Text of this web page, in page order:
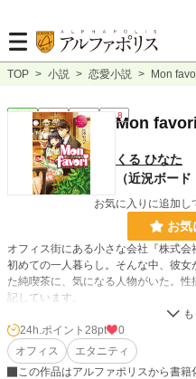
TOP > 小説 > 恋愛小説 > Mon
完結 長編 R18Mon favori
くる ひなた
（近況ボード
お気に入りに追加し
お気
オフィス街にある小さな会社『株式
初めての一人暮らし。そんな中、彼
た純喫茶に、気になる人物がいた。
記しています。
小説 22,573 位 /
恋愛 9,798 位 /
24h.ポイント 28pt
0
オフィス
エタニティ
この作品はアルファポリスから書籍